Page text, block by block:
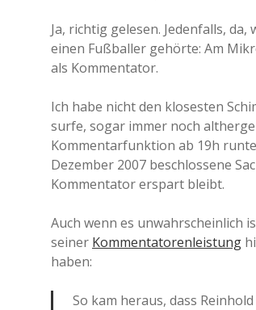
Ja, richtig gelesen. Jedenfalls,
einen Fußballer gehörte: Am
als Kommentator.
Ich habe nicht den klosesten
surfe, sogar immer noch
Kommentarfunktion ab 19h
Dezember 2007 beschlossene
Kommentator erspart bleibt.
Auch wenn es unwahrscheinlich
seiner Kommentatorenleistung
haben:
So kam heraus, dass